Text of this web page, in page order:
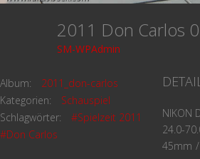
2011 Don Carlos
SM-WPAdmin
Album:
2011_don-carlos
Kategorien:
Schauspiel
Schlagwörter:
#Spielzeit 2011
#Don Carlos
NIKON
24.0-
45mm /